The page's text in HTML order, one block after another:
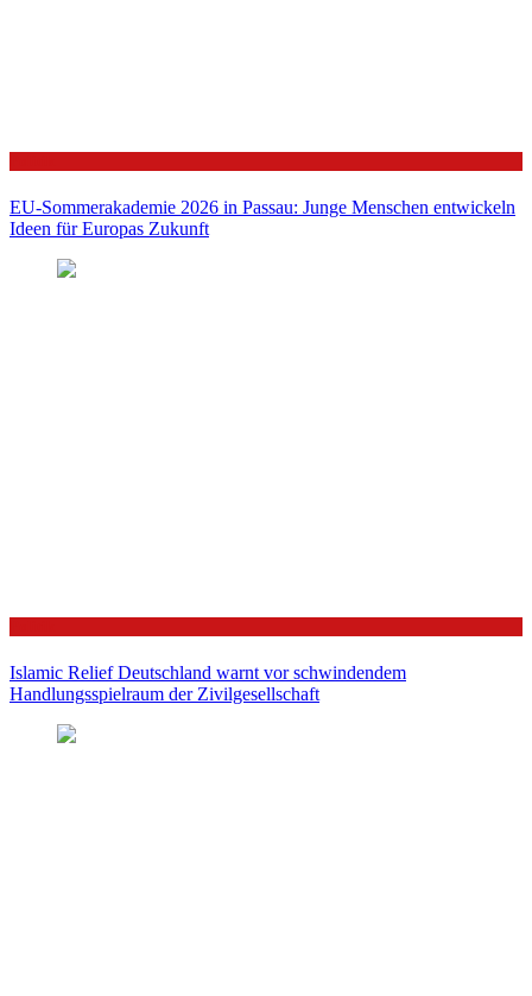
EU-Sommerakademie 2026 in Passau: Junge Menschen entwickeln
Ideen für Europas Zukunft
Islamic Relief Deutschland warnt vor schwindendem
Handlungsspielraum der Zivilgesellschaft